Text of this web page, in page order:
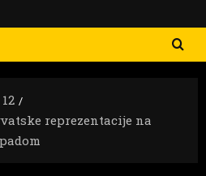
12
reprezentacije na